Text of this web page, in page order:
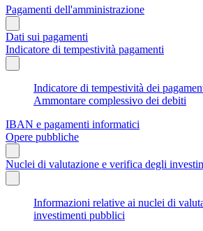
Pagamenti dell'amministrazione
Dati sui pagamenti
Indicatore di tempestività pagamenti
Indicatore di tempestività dei
Ammontare complessivo dei debiti
IBAN e pagamenti informatici
Opere pubbliche
Nuclei di valutazione e verifica degli
Informazioni relative ai nuclei di
investimenti pubblici